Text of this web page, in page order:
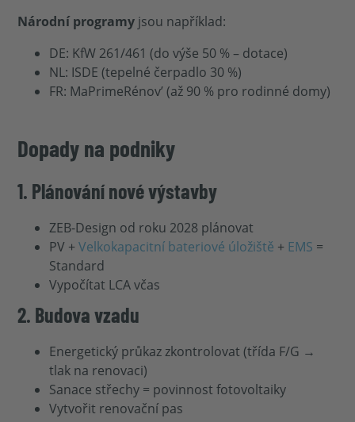
Národní programy jsou například:
DE: KfW 261/461 (do výše 50 % – dotace)
NL: ISDE (tepelné čerpadlo 30 %)
FR: MaPrimeRénov’ (až 90 % pro rodinné domy)
Dopady na podniky
1. Plánování nové výstavby
ZEB-Design od roku 2028 plánovat
PV +Velkokapacitní bateriové úložiště + EMS =
Standard
Vypočítat LCA včas
2. Budova vzadu
Energetický průkaz zkontrolovat (třída F/G →
tlak na renovaci)
Sanace střechy = povinnost fotovoltaiky
Vytvořit renovační pas